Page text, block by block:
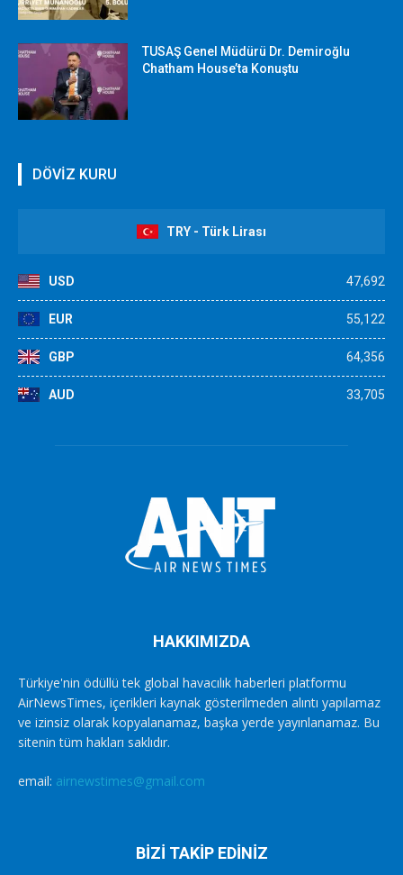
TUSAŞ Genel Müdürü Dr. Demiroğlu
Chatham House’ta Konuştu
DÖVİZ KURU
TRY - Türk Lirası
USD 47,692
EUR 55,122
GBP 64,356
AUD 33,705
HAKKIMIZDA
Türkiye'nin ödüllü tek global havacılık haberleri platformu
AirNewsTimes, içerikleri kaynak gösterilmeden alıntı yapılamaz
ve izinsiz olarak kopyalanamaz, başka yerde yayınlanamaz. Bu
sitenin tüm hakları saklıdır.
email: airnewstimes@gmail.com
BİZİ TAKİP EDİNİZ